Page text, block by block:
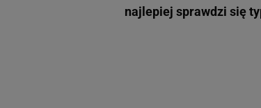
najlepiej sprawdzi się